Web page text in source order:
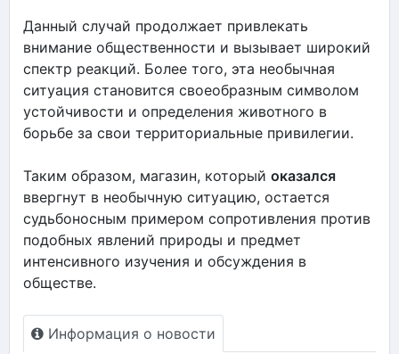
Данный случай продолжает привлекать
внимание общественности и вызывает широкий
спектр реакций. Более того, эта необычная
ситуация становится своеобразным символом
устойчивости и определения животного в
борьбе за свои территориальные привилегии.
Таким образом, магазин, который оказался
ввергнут в необычную ситуацию, остается
судьбоносным примером сопротивления против
подобных явлений природы и предмет
интенсивного изучения и обсуждения в
обществе.
Информация о новости